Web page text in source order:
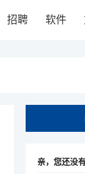
招聘 软件
亲，您还没